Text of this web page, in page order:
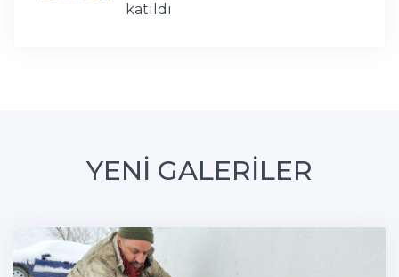
katıldı
YENİ GALERİLER